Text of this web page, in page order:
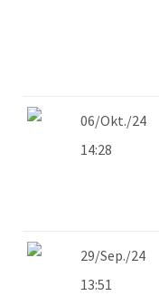
06/Okt./24
14:28
29/Sep./24
13:51